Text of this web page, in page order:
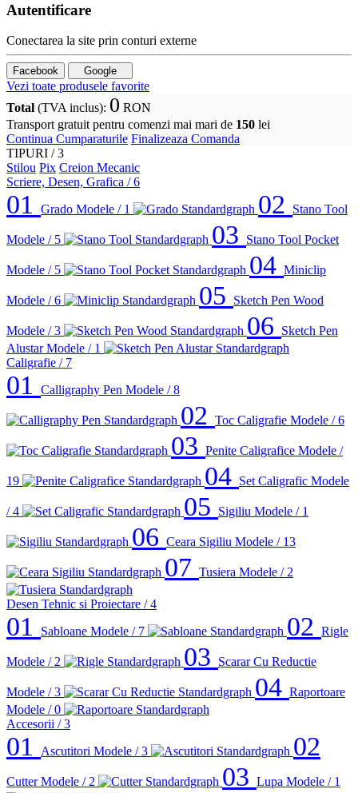
Autentificare
Conectarea la site prin conturi externe
Facebook Google
Vezi toate produsele favorite
Total (TVA inclus): 0 RON
Transport gratuit pentru comenzi mai mari de 150 lei
Continua Cumparaturile Finalizeaza Comanda
TIPURI /3
Stilou Pix Creion Mecanic
Scriere, Desen, Grafica / 6
01 Grado Modele / 1 02 Stano Tool
Modele / 5 03 Stano Tool Pocket
Modele / 5 04 Miniclip
Modele / 6 05 Sketch Pen Wood
Modele / 3 06
Sketch Pen
Alustar Modele / 1
Caligrafie / 7
01 Calligraphy Pen Modele / 8
02 Toc Caligrafie Modele / 6
03 Penite Caligrafice Modele /
19 04 Set Caligrafic Modele
/ 4 05 Sigiliu Modele / 1
06 Ceara Sigiliu Modele / 13
07 Tusiera Modele / 2
Desen Tehnic si Proiectare / 4
01 Sabloane Modele / 7 02 Rigle
Modele / 2 03 Scarar Cu Reductie
Modele / 3 04 Raportoare
Modele / 0
Accesorii / 3
01 Ascutitori Modele / 3 02
Cutter Modele / 2 03 Lupa Modele / 1